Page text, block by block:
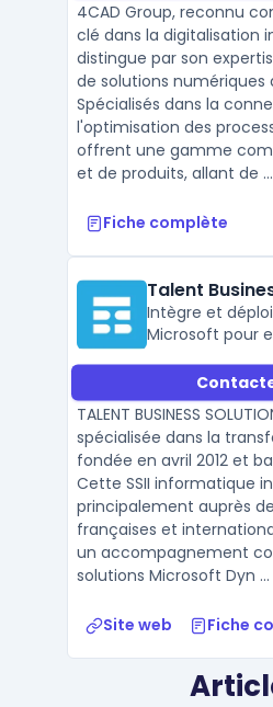
4CAD Group, reconnu
clé dans la digitalisation
distingue par son
de solutions numériques
Spécialisés dans la
l'optimisation des
offrent une gamme
et de produits, allant de ...
Fiche complète
Talent
Intègre et
Microsoft pour
TALENT BUSINESS
spécialisée dans la
fondée en avril 2012 et
Cette SSII informatique
principalement auprès
françaises et
un accompagnement
solutions Microsoft Dyn ...
Site web Fiche